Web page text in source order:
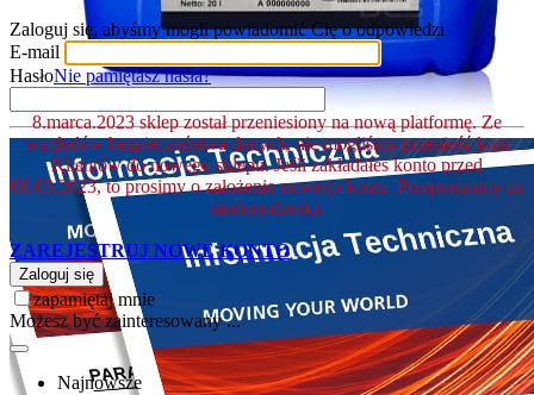
Zaloguj się, abyśmy mogli powiadomić Cię o odpowiedzi
E-mail
HasłoNie pamiętasz hasła?
8.marca.2023 sklep został przeniesiony na nową platformę. Ze
względów bezpieczeństwa danych, nie mogliśmy przenieść kont
Klientów do nowego sklepu. Jeśli zakładałeś konto przed
08.03.2023, to prosimy o założenie nowego konta. Przepraszamy za
niedogodności.
ZAREJESTRUJ NOWE KONTO
Zaloguj się
zapamiętaj mnie
Możesz być zainteresowany ...
Najnowsze